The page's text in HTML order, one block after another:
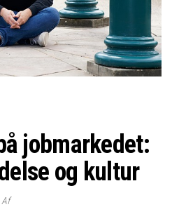
jobmarkedet:
og kultur
Af